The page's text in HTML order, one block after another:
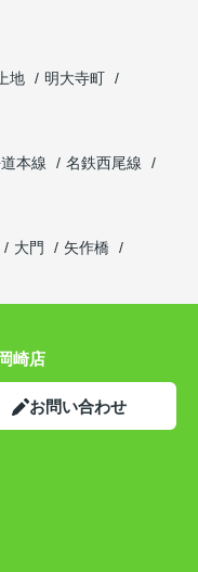
上地
明大寺町
本線
名鉄西尾線
大門
矢作橋
崎店
お問い合わせ